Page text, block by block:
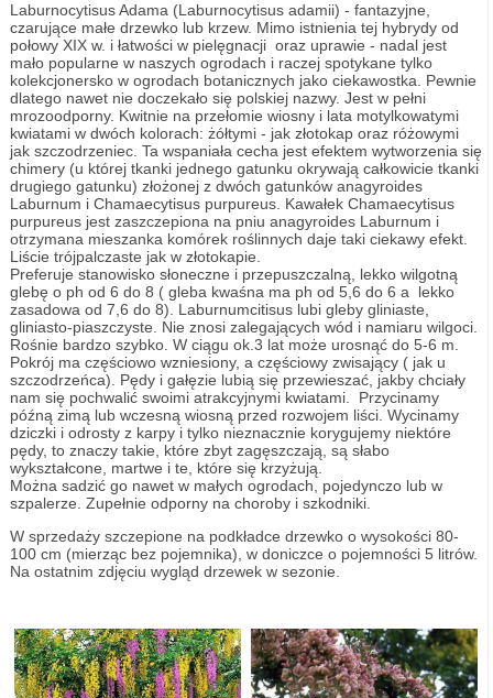
Laburnocytisus Adama (Laburnocytisus adamii) - fantazyjne,
czarujące małe drzewko lub krzew. Mimo istnienia tej hybrydy od
połowy XIX w. i łatwości w pielęgnacji oraz uprawie - nadal jest
mało popularne w naszych ogrodach i raczej spotykane tylko
kolekcjonersko w ogrodach botanicznych jako ciekawostka. Pewnie
dlatego nawet nie doczekało się polskiej nazwy. Jest w pełni
mrozoodporny. Kwitnie na przełomie wiosny i lata motylkowatymi
kwiatami w dwóch kolorach: żółtymi - jak złotokap oraz różowymi
jak szczodrzeniec. Ta wspaniała cecha jest efektem wytworzenia się
chimery (u której tkanki jednego gatunku okrywają całkowicie tkanki
drugiego gatunku) złożonej z dwóch gatunków anagyroides
Laburnum i Chamaecytisus purpureus. Kawałek Chamaecytisus
purpureus jest zaszczepiona na pniu anagyroides Laburnum i
otrzymana mieszanka komórek roślinnych daje taki ciekawy efekt.
Liście trójpalczaste jak w złotokapie.
Preferuje stanowisko słoneczne i przepuszczalną, lekko wilgotną
glebę o ph od 6 do 8 ( gleba kwaśna ma ph od 5,6 do 6 a lekko
zasadowa od 7,6 do 8). Laburnumcitisus lubi gleby gliniaste,
gliniasto-piaszczyste. Nie znosi zalegających wód i namiaru wilgoci.
Rośnie bardzo szybko. W ciągu ok.3 lat może urosnąć do 5-6 m.
Pokrój ma częściowo wzniesiony, a częściowy zwisający ( jak u
szczodrzeńca). Pędy i gałęzie lubią się przewieszać, jakby chciały
nam się pochwalić swoimi atrakcyjnymi kwiatami. Przycinamy
późną zimą lub wczesną wiosną przed rozwojem liści. Wycinamy
dziczki i odrosty z karpy i tylko nieznacznie korygujemy niektóre
pędy, to znaczy takie, które zbyt zagęszczają, są słabo
wykształcone, martwe i te, które się krzyżują.
Można sadzić go nawet w małych ogrodach, pojedynczo lub w
szpalerze. Zupełnie odporny na choroby i szkodniki.
W sprzedaży szczepione na podkładce drzewko o wysokości 80-
100 cm (mierząc bez pojemnika), w doniczce o pojemności 5 litrów.
Na ostatnim zdjęciu wygląd drzewek w sezonie.